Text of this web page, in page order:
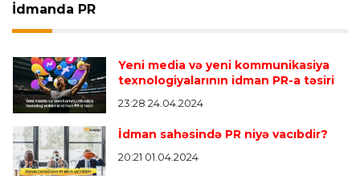
İdmanda PR
Yeni media və yeni kommunikasiya
texnologiyalarının idman PR-a təsiri
23:28 24.04.2024
İdman sahəsində PR niyə vacıbdir?
20:21 01.04.2024